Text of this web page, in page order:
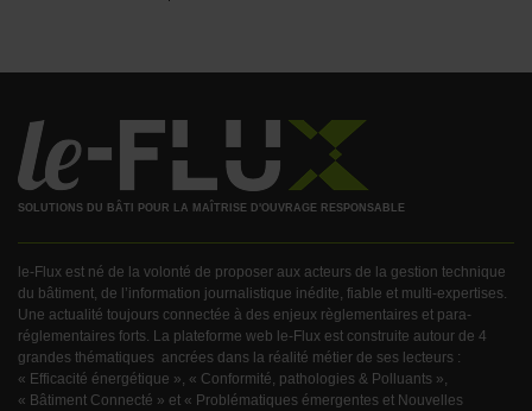
SOLUTIONS DU BÂTI POUR LA MAÎTRISE D'OUVRAGE RESPONSABLE
le-Flux est né de la volonté de proposer aux acteurs de la gestion technique
du bâtiment, de l’information journalistique inédite, fiable et multi-expertises.
Une actualité toujours connectée à des enjeux règlementaires et para-
réglementaires forts. La plateforme web le-Flux est construite autour de 4
grandes thématiques ancrées dans la réalité métier de ses lecteurs :
« Efficacité énergétique », « Conformité, pathologies & Polluants »,
« Bâtiment Connecté » et « Problématiques émergentes et Nouvelles